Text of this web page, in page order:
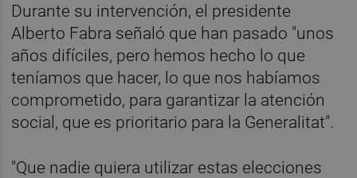
Durante su intervención, el presidente
Alberto Fabra señaló que han pasado "unos
años difíciles, pero hemos hecho lo que
teníamos que hacer, lo que nos habíamos
comprometido, para garantizar la atención
social, que es prioritario para la Generalitat".
"Que nadie quiera utilizar estas elecciones